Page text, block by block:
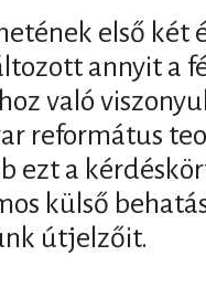
első két
annyit a
való
református
ezt a
külső
útjelzőit.